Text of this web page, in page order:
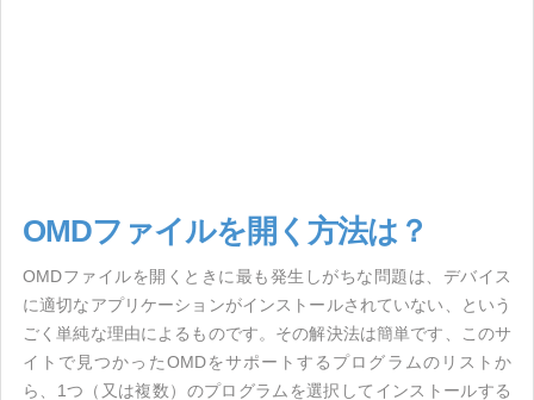
OMDファイルを開く方法は？
OMDファイルを開くときに最も発生しがちな問題は、デバイス
に適切なアプリケーションがインストールされていない、という
ごく単純な理由によるものです。その解決法は簡単です、このサ
イトで見つかったOMDをサポートするプログラムのリストか
ら、1つ（又は複数）のプログラムを選択してインストールする